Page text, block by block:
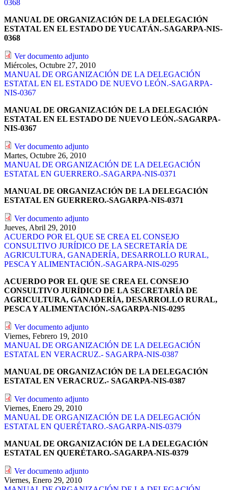
0368
MANUAL DE ORGANIZACIÓN DE LA DELEGACIÓN
ESTATAL EN EL ESTADO DE YUCATÁN.-SAGARPA-NIS-
0368
Ver documento adjunto
Miércoles, Octubre 27, 2010
MANUAL DE ORGANIZACIÓN DE LA DELEGACIÓN
ESTATAL EN EL ESTADO DE NUEVO LEÓN.-SAGARPA-
NIS-0367
MANUAL DE ORGANIZACIÓN DE LA DELEGACIÓN
ESTATAL EN EL ESTADO DE NUEVO LEÓN.-SAGARPA-
NIS-0367
Ver documento adjunto
Martes, Octubre 26, 2010
MANUAL DE ORGANIZACIÓN DE LA DELEGACIÓN
ESTATAL EN GUERRERO.-SAGARPA-NIS-0371
MANUAL DE ORGANIZACIÓN DE LA DELEGACIÓN
ESTATAL EN GUERRERO.-SAGARPA-NIS-0371
Ver documento adjunto
Jueves, Abril 29, 2010
ACUERDO POR EL QUE SE CREA EL CONSEJO
CONSULTIVO JURÍDICO DE LA SECRETARÍA DE
AGRICULTURA, GANADERÍA, DESARROLLO RURAL,
PESCA Y ALIMENTACIÓN.-SAGARPA-NIS-0295
ACUERDO POR EL QUE SE CREA EL CONSEJO
CONSULTIVO JURÍDICO DE LA SECRETARÍA DE
AGRICULTURA, GANADERÍA, DESARROLLO RURAL,
PESCA Y ALIMENTACIÓN.-SAGARPA-NIS-0295
Ver documento adjunto
Viernes, Febrero 19, 2010
MANUAL DE ORGANIZACIÓN DE LA DELEGACIÓN
ESTATAL EN VERACRUZ.- SAGARPA-NIS-0387
MANUAL DE ORGANIZACIÓN DE LA DELEGACIÓN
ESTATAL EN VERACRUZ.- SAGARPA-NIS-0387
Ver documento adjunto
Viernes, Enero 29, 2010
MANUAL DE ORGANIZACIÓN DE LA DELEGACIÓN
ESTATAL EN QUERÉTARO.-SAGARPA-NIS-0379
MANUAL DE ORGANIZACIÓN DE LA DELEGACIÓN
ESTATAL EN QUERÉTARO.-SAGARPA-NIS-0379
Ver documento adjunto
Viernes, Enero 29, 2010